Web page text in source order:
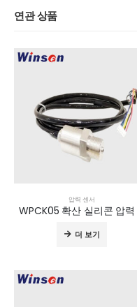
연관 상품
압력 센서
더 보기